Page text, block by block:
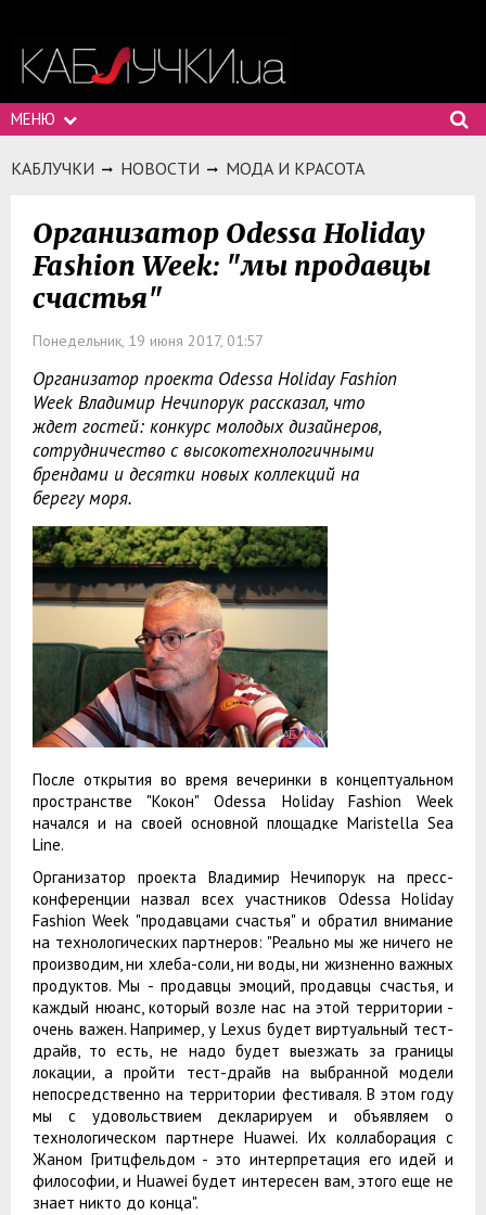
МЕНЮ
КАБЛУЧКИ НОВОСТИ МОДА И КРАСОТА
Организатор Odessa Holiday
Fashion Week: "мы продавцы
счастья"
Понедельник, 19 июня 2017, 01:57
Организатор проекта Odessa Holiday Fashion
Week Владимир Нечипорук рассказал, что
ждет гостей: конкурс молодых дизайнеров,
сотрудничество с высокотехнологичными
брендами и десятки новых коллекций на
берегу моря.
После открытия во время вечеринки в концептуальном
пространстве "Кокон" Odessa Holiday Fashion Week
начался и на своей основной площадке Maristella Sea
Line.
Организатор проекта Владимир Нечипорук на пресс-
конференции назвал всех участников Odessa Holiday
Fashion Week "продавцами счастья" и обратил внимание
на технологических партнеров: "Реально мы же ничего не
производим, ни хлеба-соли, ни воды, ни жизненно важных
продуктов. Мы - продавцы эмоций, продавцы счастья, и
каждый нюанс, который возле нас на этой территории -
очень важен. Например, у Lexus будет виртуальный тест-
драйв, то есть, не надо будет выезжать за границы
локации, а пройти тест-драйв на выбранной модели
непосредственно на территории фестиваля. В этом году
мы с удовольствием декларируем и объявляем о
технологическом партнере Huawei. Их коллаборация с
Жаном Гритцфельдом - это интерпретация его идей и
философии, и Huawei будет интересен вам, этого еще не
знает никто до конца".